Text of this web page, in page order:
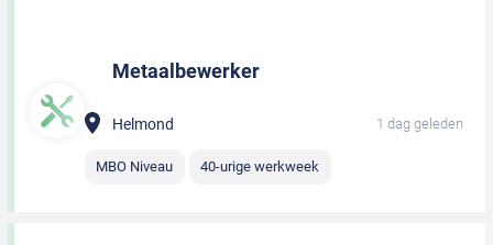
Metaalbewerker
Helmond 1 dag geleden
MBO Niveau 40-urige werkweek